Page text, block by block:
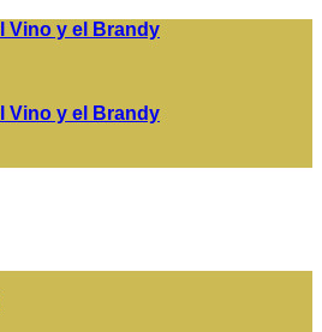
Vino y el Brandy
Vino y el Brandy